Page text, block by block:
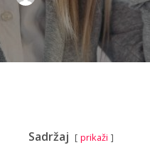
Sadržaj prikaži